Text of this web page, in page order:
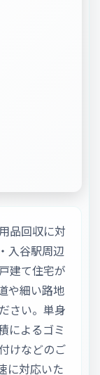
品回収に対
入谷駅周辺
建て住宅が
や細い路地
さい。単身
によるゴミ
けなどのご
に対応いた